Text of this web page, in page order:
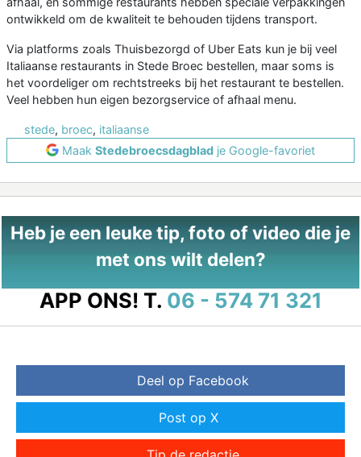
ontwikkeld om de kwaliteit te behouden tijdens transport.
Via platforms zoals Thuisbezorgd of Uber Eats kun je bij veel
Italiaanse restaurants in Stede Broec bestellen, maar soms is
het voordeliger om rechtstreeks bij het restaurant te bestellen.
Veel hebben hun eigen bezorgservice of afhaal menu.
stede, broec, italiaanse
Maak Stedebroecsdagblad je Google-favoriet
Heb je een leuke tip, foto of video die je
met ons wilt delen?
APP ONS! T. 06 - 574 71 321
Deel op Facebook
Post op X